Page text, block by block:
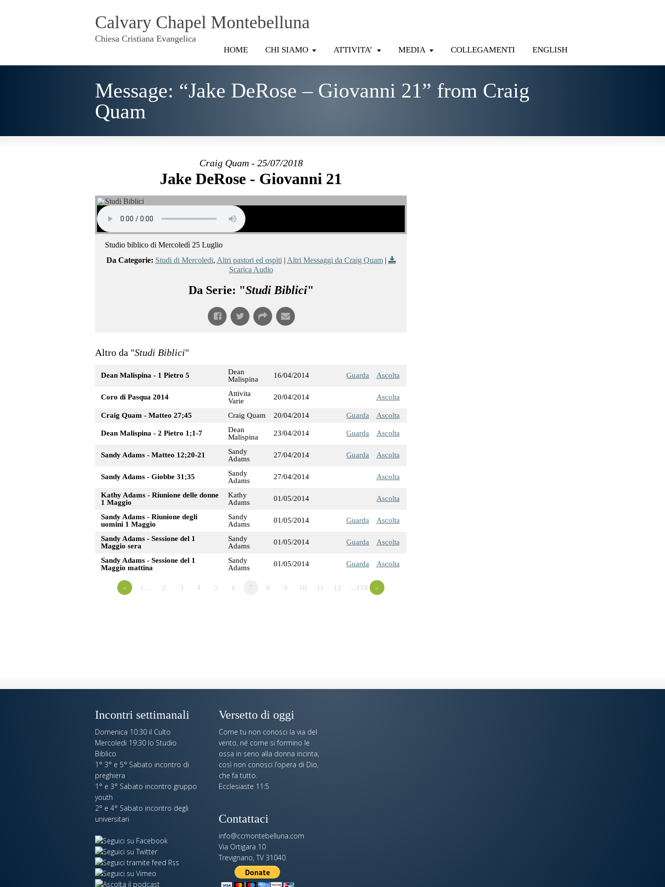
Calvary Chapel Montebelluna
Chiesa Cristiana Evangelica
HOME CHI SIAMO ATTIVITA’ MEDIA COLLEGAMENTI ENGLISH
Message: “Jake DeRose – Giovanni 21” from Craig
Quam
Craig Quam - 25/07/2018
Jake DeRose - Giovanni 21
Studio biblico di Mercoledì 25 Luglio
Da Categorie: Studi di Mercoledi, Altri pastori ed ospiti | Altri Messaggi da Craig Quam|
Scarica Audio
Da Serie: "Studi Biblici"
Altro da "Studi Biblici"
Dean Malispina - 1 Pietro 5
Dean
Malispina
16/04/2014 Guarda Ascolta
Coro di Pasqua 2014
Attivita
Varie
20/04/2014 Ascolta
Craig Quam - Matteo 27;45 Craig Quam 20/04/2014 Guarda Ascolta
Dean Malispina - 2 Pietro 1;1-7
Dean
Malispina
23/04/2014 Guarda Ascolta
Sandy Adams - Matteo 12;20-21
Sandy
Adams
27/04/2014 Guarda Ascolta
Sandy Adams - Giobbe 31;35
Sandy
Adams
27/04/2014 Ascolta
Kathy Adams - Riunione delle donne
1 Maggio
Kathy
Adams
01/05/2014 Ascolta
Sandy Adams - Riunione degli
uomini 1 Maggio
Sandy
Adams
01/05/2014 Guarda Ascolta
Sandy Adams - Sessione del 1
Maggio sera
Sandy
Adams
01/05/2014 Guarda Ascolta
Sandy Adams - Sessione del 1
Maggio mattina
Sandy
Adams
01/05/2014 Guarda Ascolta
« 1… 2 3 4 5 6 7 8 9 10 11 12 …118 »
Incontri settimanali
Domenica 10:30 il Culto
Mercoledi 19:30 lo Studio
Biblico
1° 3° e 5° Sabato incontro di
preghiera
1° e 3° Sabato incontro gruppo
youth
2° e 4° Sabato incontro degli
universitari
Versetto di oggi
Come tu non conosci la via del
vento, né come si formino le
ossa in seno alla donna incinta,
così non conosci l’opera di Dio,
che fa tutto.
Ecclesiaste 11:5
Contattaci
info@ccmontebelluna.com
Via Ortigara 10
Trevignano, TV 31040